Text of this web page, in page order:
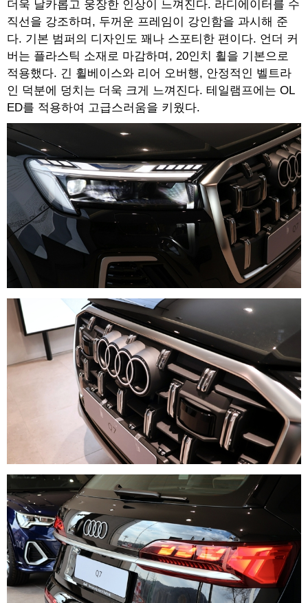
더욱 날카롭고 웅장한 인상이 느껴진다. 라디에이터를 수
직선을 강조하며, 두꺼운 프레임이 강인함을 과시해 준
다. 기본 범퍼의 디자인도 꽤나 스포티한 편이다. 언더 커
버는 플라스틱 소재로 마감하며, 20인치 휠을 기본으로
적용했다. 긴 휠베이스와 리어 오버행, 안정적인 벨트라
인 덕분에 덩치는 더욱 크게 느껴진다. 테일램프에는 OL
ED를 적용하여 고급스러움을 키웠다.